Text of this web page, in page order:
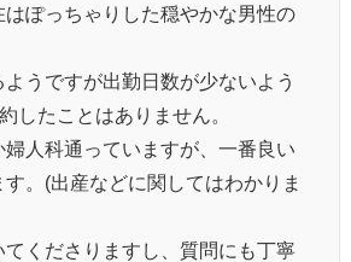
はぽっちゃりした穏やかな男性の
うですが出勤日数が少ないよう
したことはありません。
人科通っていますが、一番良い
。(出産などに関してはわかりま
てくださりますし、質問にも丁寧